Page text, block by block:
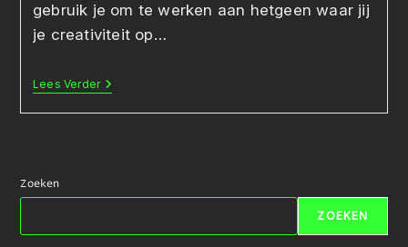
gebruik je om te werken aan hetgeen waar jij
je creativiteit op…
Lees VerderReal
Life
Project
Zoeken
ZOEKEN